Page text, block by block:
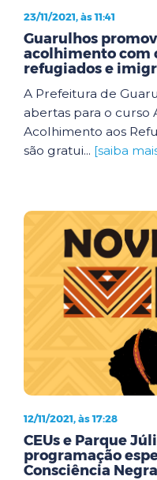
23/11/2021, às 11:41
Guarulhos
acolhimento com
refugiados e
A Prefeitura de
abertas para o curso
Acolhimento aos
são gratui... [saiba
12/11/2021, às 17:28
CEUs e Parque
programação
Consciência Negra